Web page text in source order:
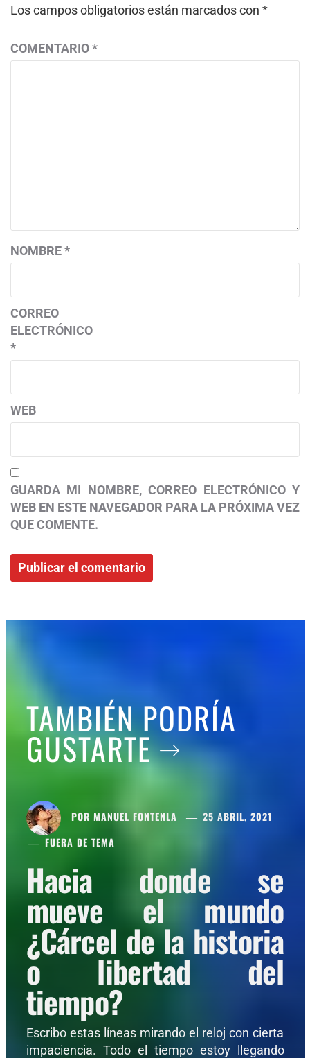
Los campos obligatorios están marcados con *
COMENTARIO*
NOMBRE*
CORREO
ELECTRÓNICO
*
WEB
GUARDA MI NOMBRE, CORREO ELECTRÓNICO Y
WEB EN ESTE NAVEGADOR PARA LA PRÓXIMA VEZ
QUE COMENTE.
TAMBIÉN PODRÍA
GUSTARTE
POR MANUEL FONTENLA
25 ABRIL, 2021
FUERA DE TEMA
Hacia donde se
mueve el mundo
¿Cárcel de la historia
o libertad del
tiempo?
Escribo estas líneas mirando el reloj con cierta
impaciencia. Todo el tiempo estoy llegando